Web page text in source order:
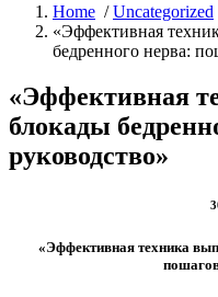
Home /Uncategorized
«Эффективная
бедренного нерва:
«Эффективная
блокады
руководство»
«Эффективная техника